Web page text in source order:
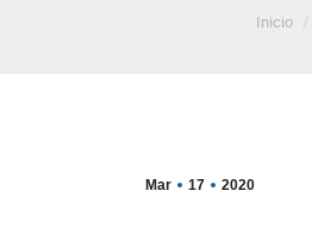
Inicio
Mar 17 2020